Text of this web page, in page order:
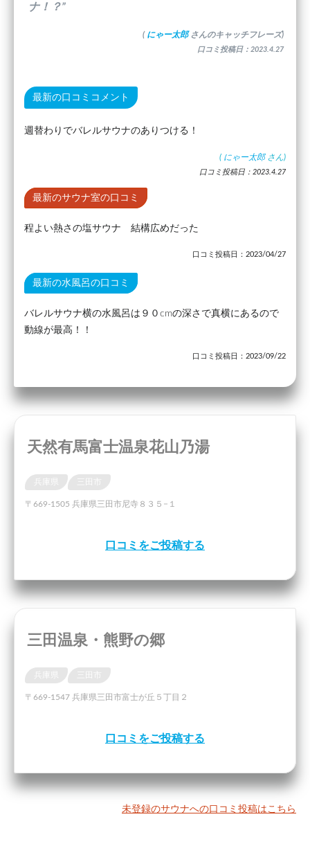
ナ！？”
( にゃー太郎 さんのキャッチフレーズ)
口コミ投稿日：2023.4.27
最新の口コミコメント
週替わりでバレルサウナのありつける！
( にゃー太郎 さん)
口コミ投稿日：2023.4.27
最新のサウナ室の口コミ
程よい熱さの塩サウナ 結構広めだった
口コミ投稿日：2023/04/27
最新の水風呂の口コミ
バレルサウナ横の水風呂は９０cmの深さで真横にあるので
動線が最高！！
口コミ投稿日：2023/09/22
天然有馬富士温泉花山乃湯
〒669-1505 兵庫県三田市尼寺８３５−１
口コミをご投稿する
三田温泉・熊野の郷
〒669-1547 兵庫県三田市富士が丘５丁目２
口コミをご投稿する
未登録のサウナへの口コミ投稿はこちら